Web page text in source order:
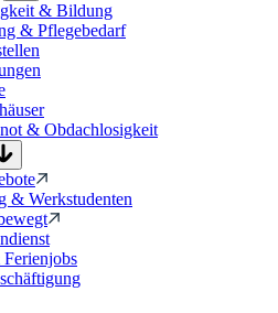
& Bildung
& Pflegebedarf
& Obdachlosigkeit
& Werkstudenten